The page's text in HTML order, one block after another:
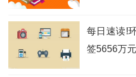
每日速读!
签5656万